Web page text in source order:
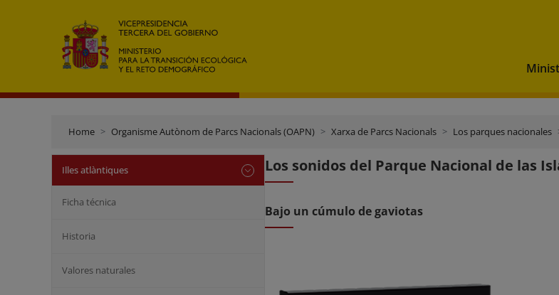
Home Organisme Autònom de Parcs Nacionals (OAPN) Xarxa de Parcs Nacionals Los parques nacionales
Illes atlàntiques
Ficha técnica
Historia
Valores naturales
Los sonidos del Parque Nacional de las
Bajo un cúmulo de gaviotas